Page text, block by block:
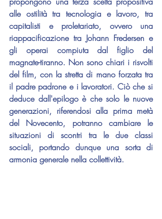
alle ostilità tra tecnologia e lavoro, tra
capitalisti e proletariato, ovvero una
riappacificazione tra Johann Fredersen e
gli operai compiuta dal figlio del
magnate-tiranno. Non sono chiari i risvolti
del film, con la stretta di mano forzata tra
il padre padrone e i lavoratori. Ciò che si
deduce dall'epilogo è che solo le nuove
generazioni, riferendosi alla prima metà
del Novecento, potranno cambiare le
situazioni di scontri tra le due classi
sociali, portando dunque una sorta di
armonia generale nella collettività.